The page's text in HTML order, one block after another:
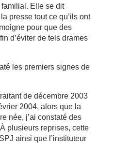
Elle se dit
presse tout ce qu’ils ont
pour que des
d’éviter de tels drames
les premiers signes de
de décembre 2003
2004, alors que la
née, j’ai constaté des
plusieurs reprises, cette
ainsi que l’instituteur